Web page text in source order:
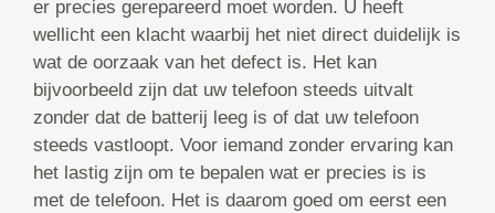
er precies gerepareerd moet worden. U heeft
wellicht een klacht waarbij het niet direct duidelijk is
wat de oorzaak van het defect is. Het kan
bijvoorbeeld zijn dat uw telefoon steeds uitvalt
zonder dat de batterij leeg is of dat uw telefoon
steeds vastloopt. Voor iemand zonder ervaring kan
het lastig zijn om te bepalen wat er precies is is
met de telefoon. Het is daarom goed om eerst een